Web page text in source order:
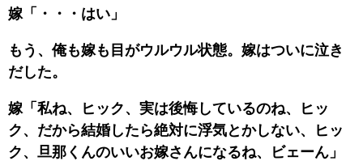
嫁「・・・はい」
もう、俺も嫁も目がウルウル状態。嫁はついに泣き
だした。
嫁「私ね、ヒック、実は後悔しているのね、ヒッ
ク、だから結婚したら絶対に浮気とかしない、ヒッ
ク、旦那くんのいいお嫁さんになるね、ビェーん」